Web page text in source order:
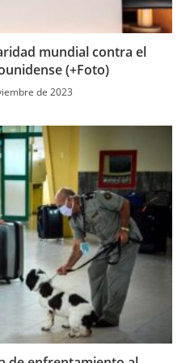
mundial contra el
(+Foto)
de 2023